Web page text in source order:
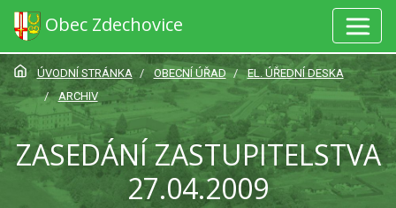
Obec Zdechovice
ÚVODNÍ STRÁNKA OBECNÍ ÚŘAD
EL. ÚŘEDNÍ DESKA
ARCHIV
ZASEDÁNÍ ZASTUPITELSTVA
27.04.2009